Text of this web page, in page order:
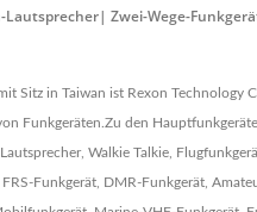
Lautsprecher| Zwei-Wege-
Sitz in Taiwan ist Rexon Technology
Funkgeräten.Zu den
Walkie Talkie,
Funkgerät, DMR-Funkgerät,